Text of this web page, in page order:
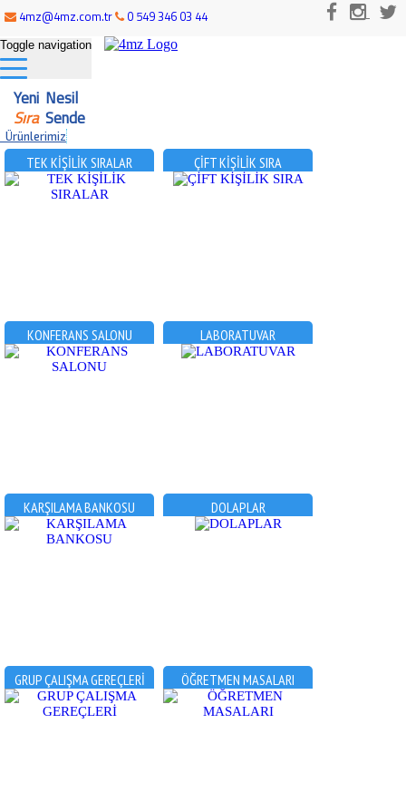
4mz@4mz.com.tr 0 549 346 03 44
Toggle navigation
Yeni Nesil
SıraSende
Ürünlerimiz
TEK KİŞİLİK SIRALAR ÇİFT KİŞİLİK SIRA
KONFERANS SALONU LABORATUVAR
KARŞILAMA BANKOSU DOLAPLAR
GRUP ÇALIŞMA GEREÇLERİ ÖĞRETMEN MASALARI